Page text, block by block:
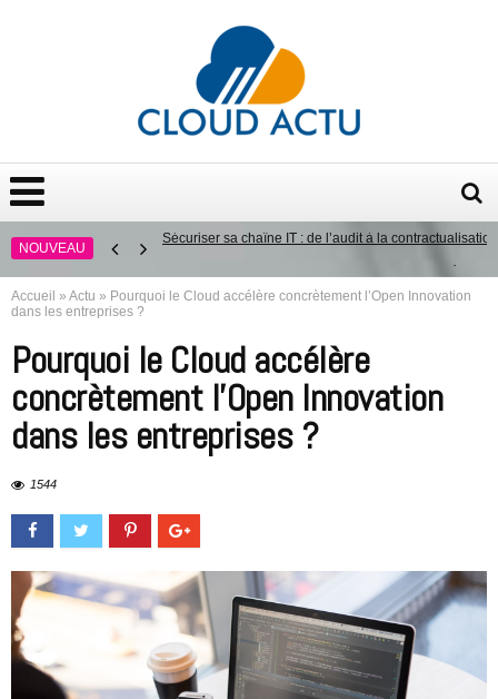
NOUVEAU La digitalisation des processus en entreprise :
Quelles sont les causes d’échec les plus courantes
Accueil » Actu » Pourquoi le Cloud accélère concrètement l’Open Innovation
dans les entreprises ?
Pourquoi le Cloud accélère
concrètement l’Open Innovation
dans les entreprises ?
1544